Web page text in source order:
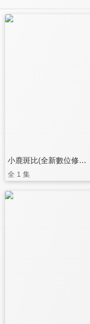
小鹿斑比(全新數位修復)
全 1 集